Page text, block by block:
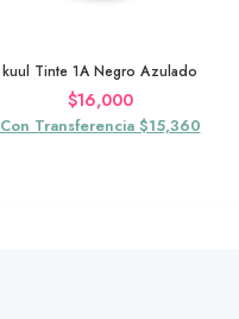
kuul Tinte 1A Negro Azulado
$16,000
Con Transferencia $15,360